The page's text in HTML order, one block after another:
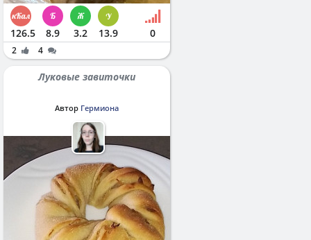
126.5 8.9 3.2 13.9 0
2 4
Луковые завиточки
Автор Гермиона